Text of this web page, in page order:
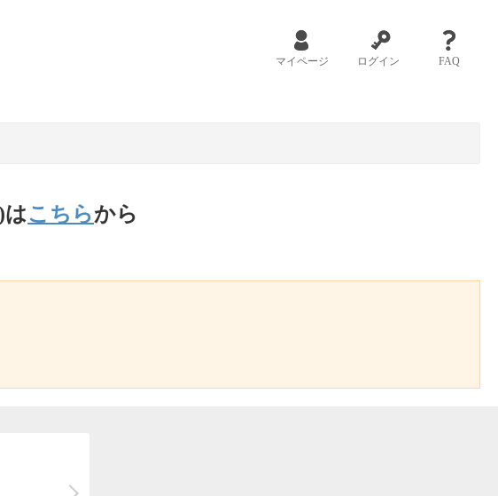
マイページ ログイン FAQ
こちらから